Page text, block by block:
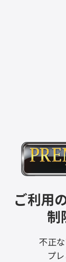
ご利用
制
不正
プ